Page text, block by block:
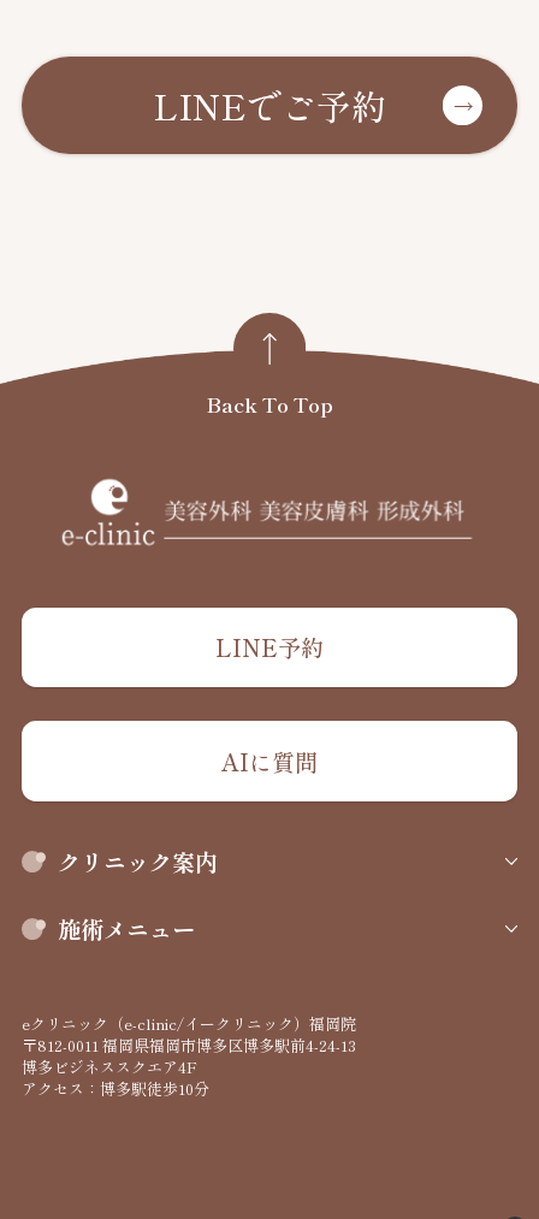
LINEでご予約
LINE予約
AIに質問
クリニック案内
施術メニュー
eクリニック（e-clinic/イークリニック）福岡院
〒812-0011 福岡県福岡市博多区博多駅前4-24-13
博多ビジネススクエア4F
アクセス：博多駅徒歩10分
Back To Top